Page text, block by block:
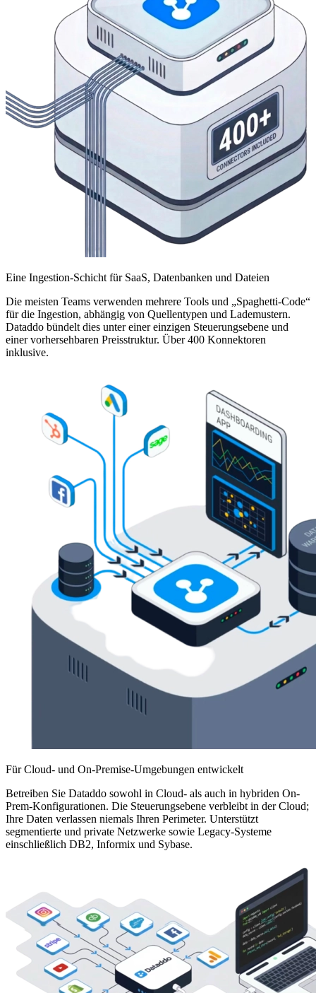
Eine Ingestion-Schicht für SaaS, Datenbanken und Dateien
Die meisten Teams verwenden mehrere Tools und „Spaghetti-Code“
für die Ingestion, abhängig von Quellentypen und Lademustern.
Dataddo bündelt dies unter einer einzigen Steuerungsebene und
einer vorhersehbaren Preisstruktur. Über 400 Konnektoren
inklusive.
Für Cloud- und On-Premise-Umgebungen entwickelt
Betreiben Sie Dataddo sowohl in Cloud- als auch in hybriden On-
Prem-Konfigurationen. Die Steuerungsebene verbleibt in der Cloud;
Ihre Daten verlassen niemals Ihren Perimeter. Unterstützt
segmentierte und private Netzwerke sowie Legacy-Systeme
einschließlich DB2, Informix und Sybase.